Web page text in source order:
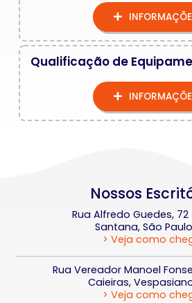
Qualificação de
Nossos
Rua Alfredo Guedes,
Santana, São
> Veja como
Rua Vereador Manoel
Caieiras,
> Veja como